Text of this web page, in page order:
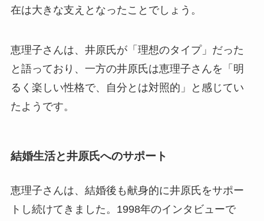
在は大きな支えとなったことでしょう。
恵理子さんは、井原氏が「理想のタイプ」だった
と語っており、一方の井原氏は恵理子さんを「明
るく楽しい性格で、自分とは対照的」と感じてい
たようです。
結婚生活と井原氏へのサポート
恵理子さんは、結婚後も献身的に井原氏をサポー
トし続けてきました。1998年のインタビューで